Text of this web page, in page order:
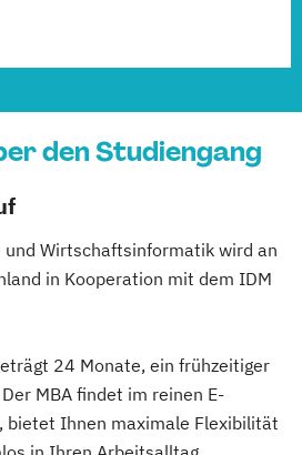
den Studiengang
und Wirtschaftsinformatik wird an
in Kooperation mit dem IDM
24 Monate, ein frühzeitiger
MBA findet im reinen E-
bietet Ihnen maximale Flexibilität